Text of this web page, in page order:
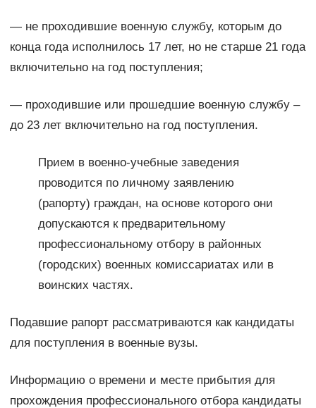
— не проходившие военную службу, которым до
конца года исполнилось 17 лет, но не старше 21 года
включительно на год поступления;
— проходившие или прошедшие военную службу –
до 23 лет включительно на год поступления.
Прием в военно-учебные заведения
проводится по личному заявлению
(рапорту) граждан, на основе которого они
допускаются к предварительному
профессиональному отбору в районных
(городских) военных комиссариатах или в
воинских частях.
Подавшие рапорт рассматриваются как кандидаты
для поступления в военные вузы.
Информацию о времени и месте прибытия для
прохождения профессионального отбора кандидаты